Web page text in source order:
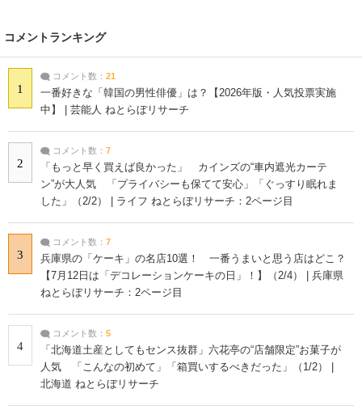
コメントランキング
1
コメント数： 21
一番好きな「韓国の男性俳優」は？【2026年版・人気投票実施
中】 | 芸能人 ねとらぼリサーチ
2
コメント数： 7
「もっと早く買えば良かった」 カインズの“車内遮光カーテ
ン”が大人気 「プライバシーも保てて安心」「ぐっすり眠れま
した」（2/2） | ライフ ねとらぼリサーチ：2ページ目
3
コメント数： 7
兵庫県の「ケーキ」の名店10選！ 一番うまいと思う店はどこ？
【7月12日は「デコレーションケーキの日」！】（2/4） | 兵庫県
ねとらぼリサーチ：2ページ目
4
コメント数： 5
「北海道土産としてもセンス抜群」六花亭の“店舗限定”お菓子が
人気 「こんなの初めて」「箱買いするべきだった」（1/2） |
北海道 ねとらぼリサーチ